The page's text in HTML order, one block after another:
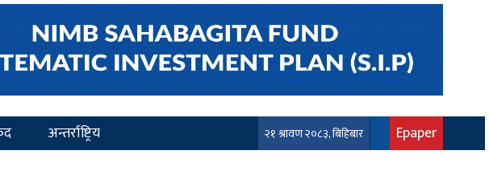
अन्तर्राष्ट्रिय २१ श्रावण २०८३, बिहिबार Epaper